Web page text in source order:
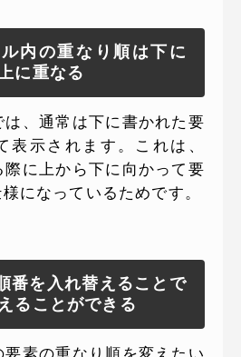
内の重なり順は下に
に重なる
は、通常は下に書かれた要
表示されます。これは、
際に上から下に向かって要
になっているためです。
番を入れ替えることで
ることができる